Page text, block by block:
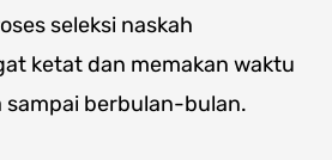
seleksi naskah
ketat dan memakan waktu
sampai berbulan-bulan.